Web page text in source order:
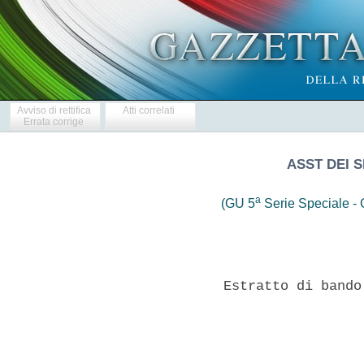
Avviso di rettifica
Errata corrige
Atti correlati
ASST DEI
(GU 5a Serie Speciale -
Estratto di